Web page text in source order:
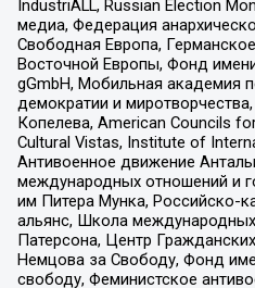
IndustriALL, Russian Election
медиа, Федерация
Свободная Европа,
Восточной Европы, Фонд
gGmbH, Мобильная академия
демократии и
Копелева, American Councils
Cultural Vistas, Institute of
Антивоенное движение
международных отношений и
им Питера Мунка, Российско-
альянс, Школа
Патерсона, Центр
Немцова за Свободу, Фонд
свободу, Феминистское